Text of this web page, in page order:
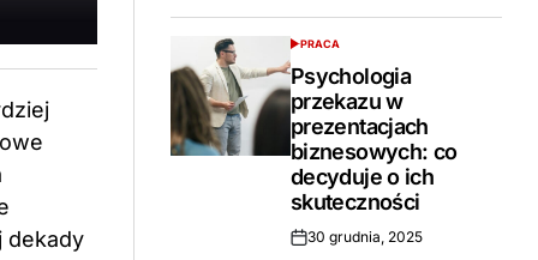
POSTED
IN
PRACA
Psychologia
przekazu w
prezentacjach
biznesowych: co
decyduje o ich
skuteczności
Opublikowano
30 grudnia, 2025